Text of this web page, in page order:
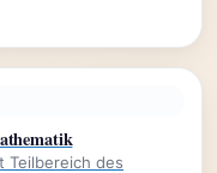
Teilbereich des